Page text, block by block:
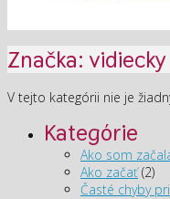
Značka: vidiecky
V tejto kategórii nie je
Kategórie
Ako som
Ako začať(2)
Časté chyby